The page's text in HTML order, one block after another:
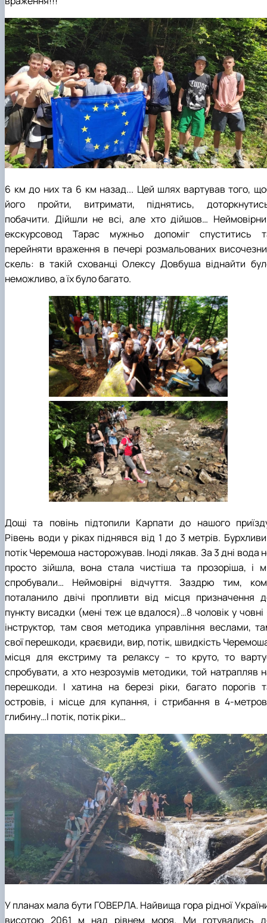
6 км до них та 6 км назад... Цей шлях вартував того,
його пройти, витримати, піднятись,
побачити. Дійшли не всі, але хто дійшов…
екскурсовод Тарас мужньо допоміг спуститись
перейняти враження в печері розмальованих
скель: в такій схованці Олексу Довбуша віднайти
неможливо, а їх було багато.
Дощі та повінь підтопили Карпати до нашого
Рівень води у ріках піднявся від 1 до 3 метрів.
потік Черемоша насторожував. Іноді лякав. За 3 дні вода
просто зійшла, вона стала чистіша та прозоріша, і
спробували… Неймовірні відчуття. Заздрю тим,
поталанило двічі пропливти від місця призначення
пункту висадки (мені теж це вдалося)…8 чоловік у човні
інструктор, там своя методика управління веслами,
свої перешкоди, краєвиди, вир, потік, швидкість
місця для екстриму та релаксу – то круто, то
спробувати, а хто незрозумів методики, той натрапляв
перешкоди. І хатина на березі ріки, багато порогів
островів, і місце для купання, і стрибання в 4-
глибину…І потік, потік ріки…
У планах мала бути ГОВЕРЛА. Найвища гора рідної
висотою 2061 м над рівнем моря. Ми готувались